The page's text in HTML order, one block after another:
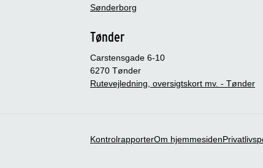
Sønderborg
Tønder
Carstensgade 6-10
6270 Tønder
Rutevejledning, oversigtskort mv. - Tønder
KontrolrapporterOm hjemmesiden